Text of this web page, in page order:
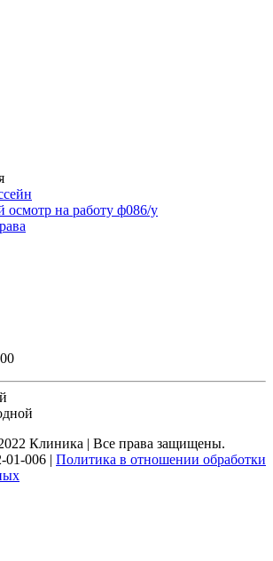
на работу ф086/у
Клиника | Все права защищены.
006 | Политика в отношении обработки